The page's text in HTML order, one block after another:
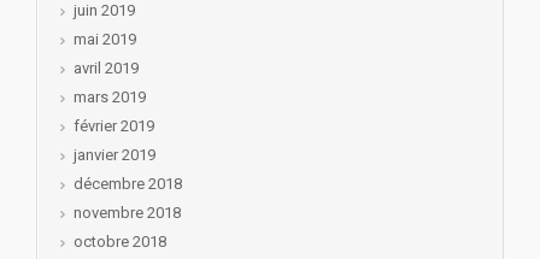
juin 2019
mai 2019
avril 2019
mars 2019
février 2019
janvier 2019
décembre 2018
novembre 2018
octobre 2018